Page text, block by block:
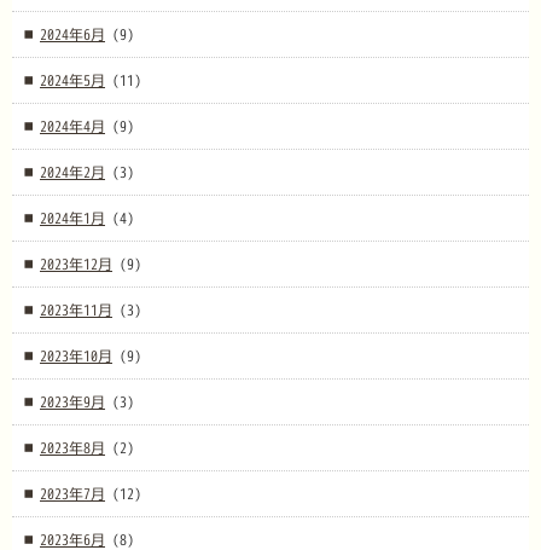
2024年6月 (9)
2024年5月 (11)
2024年4月 (9)
2024年2月 (3)
2024年1月 (4)
2023年12月 (9)
2023年11月 (3)
2023年10月 (9)
2023年9月 (3)
2023年8月 (2)
2023年7月 (12)
2023年6月 (8)